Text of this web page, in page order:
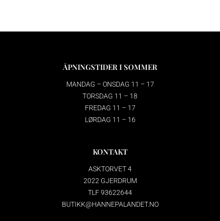
ÅPNINGSTIDER I SOMMER
MANDAG – ONSDAG 11 – 17
TORSDAG 11 – 18
FREDAG 11 – 17
LØRDAG 11 – 16
KONTAKT
ASKTORVET 4
2022 GJERDRUM
TLF 93622644
BUTIKK@HANNEPALANDET.NO